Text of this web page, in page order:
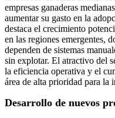
empresas ganaderas
aumentar su gasto en la
destaca el crecimiento
en las regiones emergentes,
dependen de sistemas
sin explotar. El atractivo del
la eficiencia operativa y el
área de alta prioridad para la
Desarrollo de nuevos